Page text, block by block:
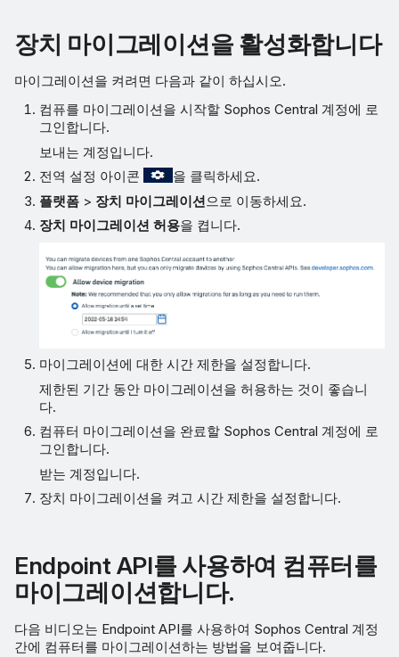
장치 마이그레이션을 활성화합니다
마이그레이션을 켜려면 다음과 같이 하십시오.
컴퓨를 마이그레이션을 시작할 Sophos Central 계정에 로
그인합니다.
보내는 계정입니다.
전역 설정 아이콘
을 클릭하세요.
플랫폼 > 장치 마이그레이션으로 이동하세요.
장치 마이그레이션 허용을 켭니다.
마이그레이션에 대한 시간 제한을 설정합니다.
제한된 기간 동안 마이그레이션을 허용하는 것이 좋습니
다.
컴퓨터 마이그레이션을 완료할 Sophos Central 계정에 로
그인합니다.
받는 계정입니다.
장치 마이그레이션을 켜고 시간 제한을 설정합니다.
Endpoint API를 사용하여 컴퓨터를
마이그레이션합니다.
다음 비디오는 Endpoint API를 사용하여 Sophos Central 계정
간에 컴퓨터를 마이그레이션하는 방법을 보여줍니다.